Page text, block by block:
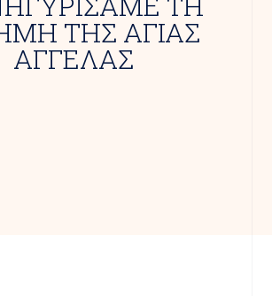
ΤΗΣ ΑΓΙΑΣ
ΑΓΓΕΛΑΣ